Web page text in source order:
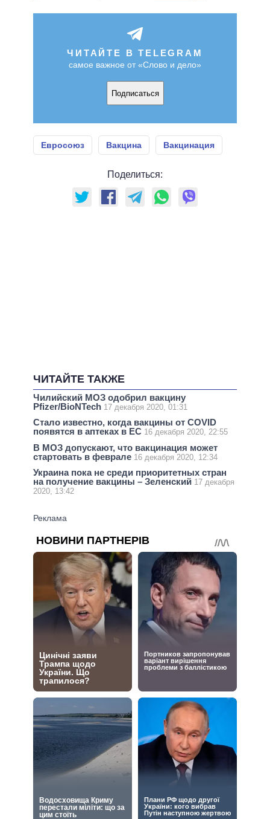
ЧИТАЙТЕ В TELEGRAM
самое важное от «Слово и дело»
Подписаться
Евросоюз Вакцина Вакцинация
Поделиться:
ЧИТАЙТЕ ТАКЖЕ
Чилийский МОЗ одобрил вакцину
Pfizer/BioNTech 17 декабря 2020, 01:31
Стало известно, когда вакцины от COVID
появятся в аптеках в ЕС 16 декабря 2020, 22:55
В МОЗ допускают, что вакцинация может
стартовать в феврале 16 декабря 2020, 12:34
Украина пока не среди приоритетных стран
на получение вакцины – Зеленский 17 декабря
2020, 13:42